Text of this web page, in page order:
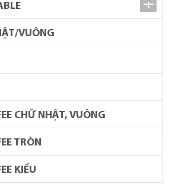
VUÔNG
CHỮ NHẬT, VUÔNG
TRÒN
KIỂU